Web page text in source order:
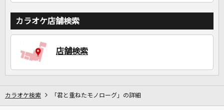
カラオケ店舗検索
店舗検索
カラオケ検索 「君と重ねたモノローグ」の詳細